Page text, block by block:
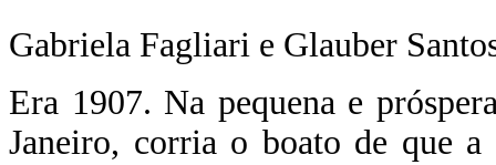
Gabriela Fagliari e Glauber
Era 1907. Na pequena e
Janeiro, corria o boato de que a